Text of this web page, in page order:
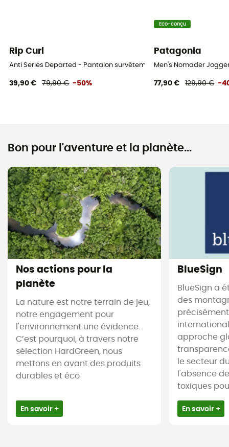
Rip Curl
Anti Series Departed - Pantalon survêtement homme
39,90 € 79,90 € -50%
Eco-conçu
Patagonia
Men's Nomader
77,90 € 129,90 € -
Bon pour l'aventure et la planète...
Nos actions pour la
planète
La nature est notre terrain de jeu,
notre engagement pour
l'environnement une évidence.
C’est pourquoi, à travers notre
sélection HardGreen, nous
mettons en avant des produits
durables et éco
En savoir +
BlueSign
BlueSign a
des
approche
le secteur
l'absence
toxiques
En savoir +